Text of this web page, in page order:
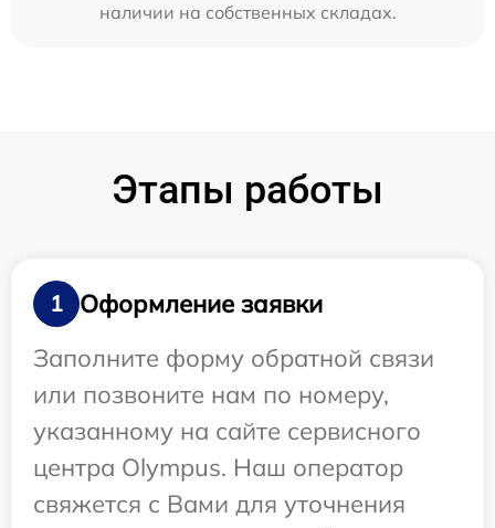
наличии на собственных складах.
Этапы работы
1
Оформление заявки
Заполните форму обратной связи
или позвоните нам по номеру,
указанному на сайте сервисного
центра Olympus. Наш оператор
свяжется с Вами для уточнения